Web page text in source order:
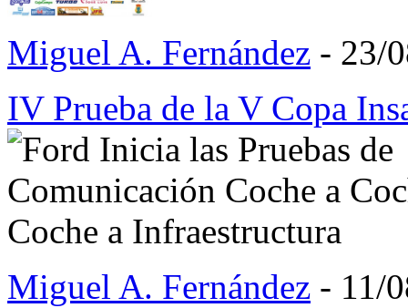
Miguel A. Fernández - 23/
IV Prueba de la V Copa
Miguel A. Fernández - 11/